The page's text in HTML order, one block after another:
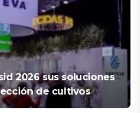
2026 sus soluciones
de cultivos